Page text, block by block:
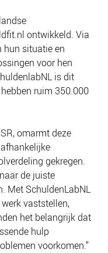
ontwikkeld. Via
hun situatie en
voor hen
is dit
ruim 350.000
omarmt deze
gekregen.
de juiste
Met SchuldenLabNL
vaststellen,
het belangrijk dat
hulp
voorkomen.”